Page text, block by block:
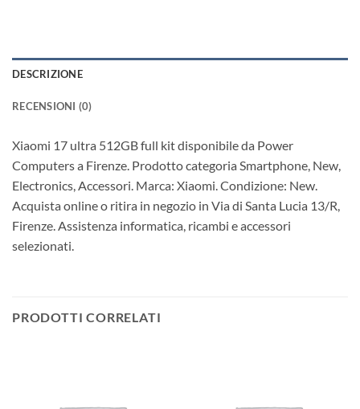
DESCRIZIONE
RECENSIONI (0)
Xiaomi 17 ultra 512GB full kit disponibile da Power
Computers a Firenze. Prodotto categoria Smartphone, New,
Electronics, Accessori. Marca: Xiaomi. Condizione: New.
Acquista online o ritira in negozio in Via di Santa Lucia 13/R,
Firenze. Assistenza informatica, ricambi e accessori
selezionati.
PRODOTTI CORRELATI